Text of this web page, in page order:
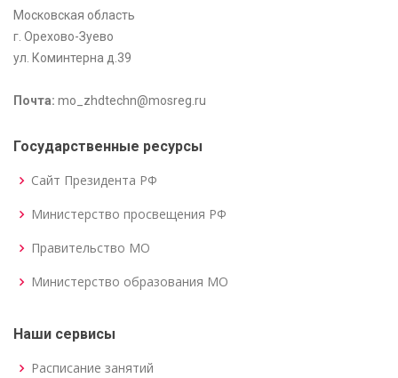
Московская область
г. Орехово-Зуево
ул. Коминтерна д.39
Почта: mo_zhdtechn@mosreg.ru
Государственные ресурсы
Сайт Президента РФ
Министерство просвещения РФ
Правительство МО
Министерство образования МО
Наши сервисы
Расписание занятий